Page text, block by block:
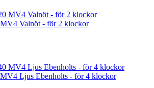
Valnöt - för 2 klockor
Ljus Ebenholts - för 4 klockor